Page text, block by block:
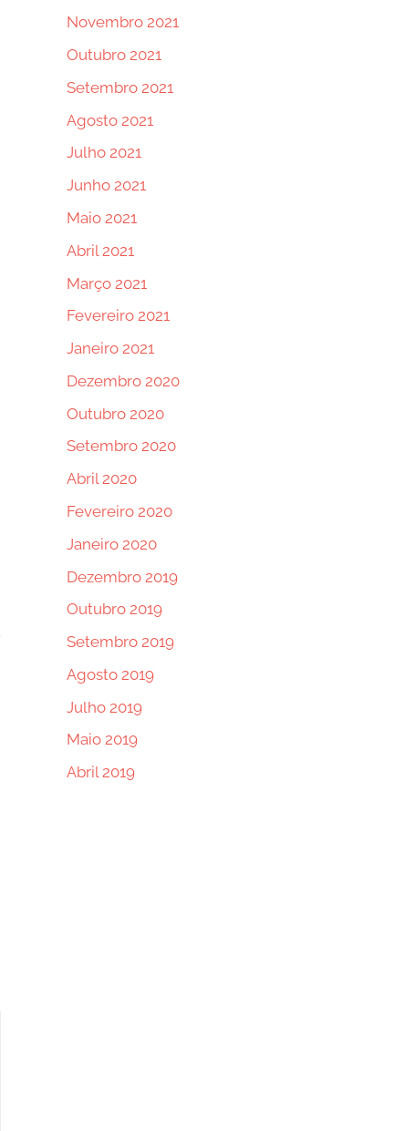
Novembro 2021
Outubro 2021
Setembro 2021
Agosto 2021
Julho 2021
Junho 2021
Maio 2021
Abril 2021
Março 2021
Fevereiro 2021
Janeiro 2021
Dezembro 2020
Outubro 2020
Setembro 2020
Abril 2020
Fevereiro 2020
Janeiro 2020
Dezembro 2019
Outubro 2019
Setembro 2019
Agosto 2019
Julho 2019
Maio 2019
Abril 2019